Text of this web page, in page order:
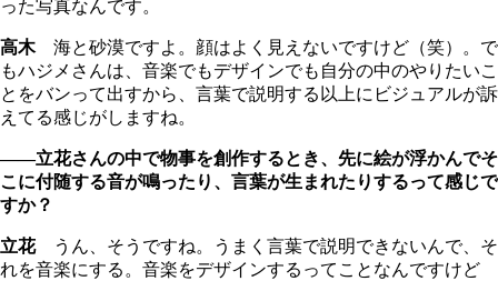
った写真なんです。
高木海と砂漠ですよ。顔はよく見えないですけど（笑）。で
もハジメさんは、音楽でもデザインでも自分の中のやりたいこ
とをバンって出すから、言葉で説明する以上にビジュアルが訴
えてる感じがしますね。
――立花さんの中で物事を創作するとき、先に絵が浮かんでそ
こに付随する音が鳴ったり、言葉が生まれたりするって感じで
すか？
立花うん、そうですね。うまく言葉で説明できないんで、そ
れを音楽にする。音楽をデザインするってことなんですけど